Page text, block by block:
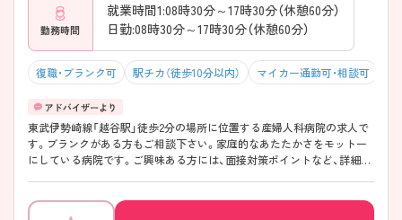
勤務時間
就業時間1:08時30分～17時30分（休憩60分）
日勤:08時30分～17時30分（休憩60分）
復職・ブランク可 駅チカ（徒歩10分以内） マイカー通勤可・相談可
東武伊勢崎線「越谷駅」徒歩2分の場所に位置する産婦人科病院の求人で
す。ブランクがある方もご相談下さい。家庭的なあたたかさをモットー
にしている病院です。ご興味ある方には、面接対策ポイントなど、詳細を